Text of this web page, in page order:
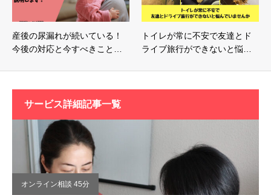
産後の尿漏れが続いている！
今後の対応と今すべきこと…
トイレが常に不安で友達とド
ライブ旅行ができないと悩…
サービス詳細記事一覧
オンライン相談 45分